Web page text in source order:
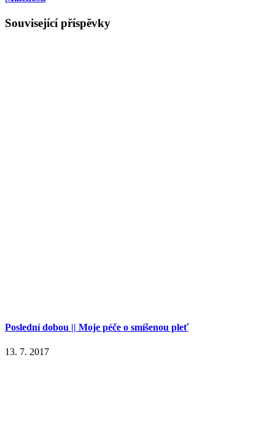
Související příspěvky
Poslední dobou || Moje péče o smíšenou pleť
13. 7. 2017